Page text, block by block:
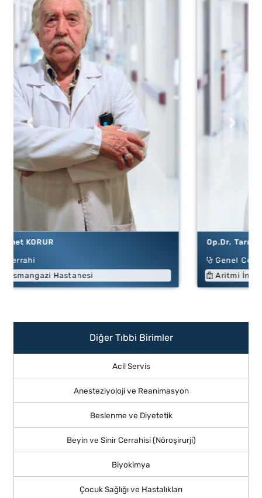
‹
Op.Dr. Tarık Kuzhan
Aritmi İnegöl Hastanesi
›
Diğer Tıbbi Birimler
Acil Servis
Anesteziyoloji ve Reanimasyon
Beslenme ve Diyetetik
Beyin ve Sinir Cerrahisi (Nöroşirurji)
Biyokimya
Çocuk Sağlığı ve Hastalıkları